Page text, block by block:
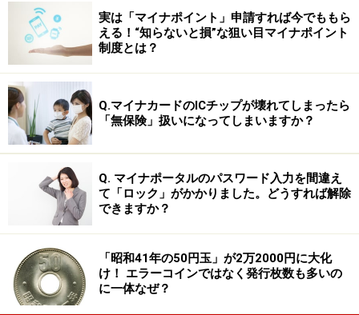
実は「マイナポイント」申請すれば今でももら
える！“知らないと損”な狙い目マイナポイント
制度とは？
Q.マイナカードのICチップが壊れてしまったら
「無保険」扱いになってしまいますか？
Q. マイナポータルのパスワード入力を間違え
て「ロック」がかかりました。どうすれば解除
できますか？
「昭和41年の50円玉」が2万2000円に大化
け！ エラーコインではなく発行枚数も多いの
に一体なぜ？